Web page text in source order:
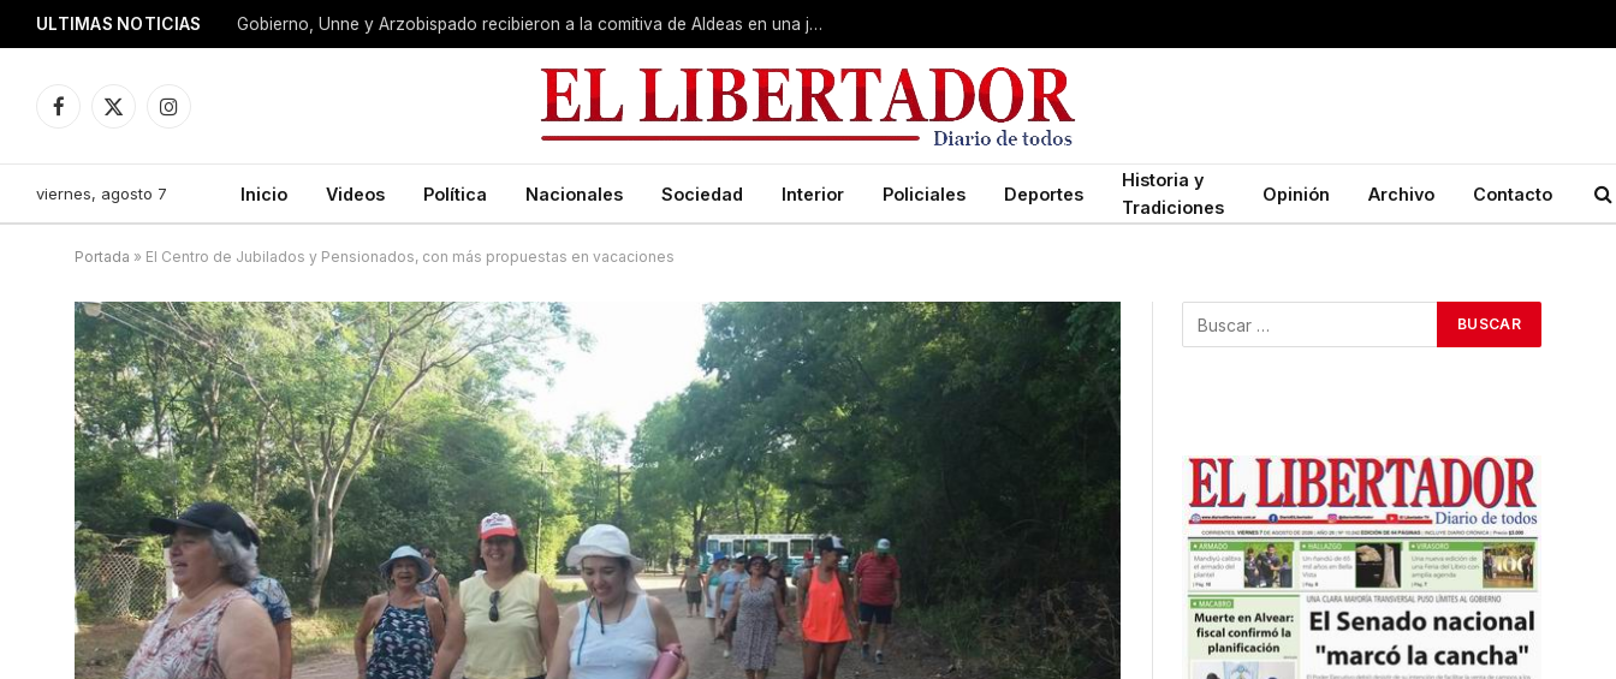
ULTIMAS NOTICIAS Gobierno, Unne y Arzobispado recibieron a la comitiva de Aldeas en una jornada de reuniones estratégicas
Facebook
X
Instagram
viernes, agosto 7 Inicio Videos Política Nacionales Sociedad Interior Policiales Deportes
Historia y
Tradiciones
Opinión Archivo Contacto
Portada » El Centro de Jubilados y Pensionados, con más propuestas en vacaciones